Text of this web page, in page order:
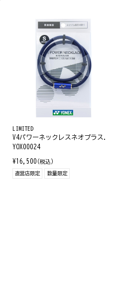
LIMITED
V4パワーネックレスネオプラス.
YOX00024
¥16,500 (税込)
直営店限定 数量限定